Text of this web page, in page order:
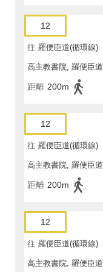
12
往 羅便臣道(循環線)
高主教書院, 羅便臣道
距離 200m
12
往 羅便臣道(循環線)
高主教書院, 羅便臣道
距離 200m
12
往 羅便臣道(循環線)
高主教書院, 羅便臣道